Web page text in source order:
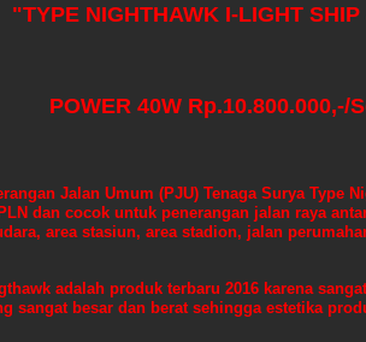
"TYPE NIGHTHAWK I-LIGHT
POWER 40W Rp.10.800.000,-/
Jalan Umum (PJU) Tenaga Surya Type
dan cocok untuk penerangan jalan raya
area stasiun, area stadion, jalan
adalah produk terbaru 2016 karena
sangat besar dan berat sehingga estetika